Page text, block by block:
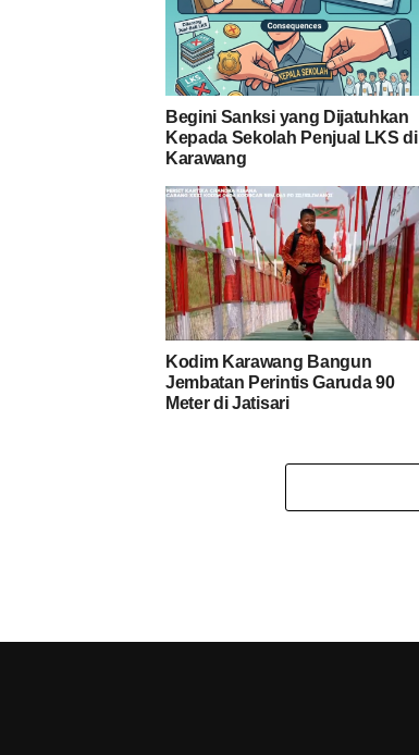
Begini Sanksi yang Dijatuhkan
Kepada Sekolah Penjual LKS di
Karawang
Kodim Karawang Bangun
Jembatan Perintis Garuda 90
Meter di Jatisari